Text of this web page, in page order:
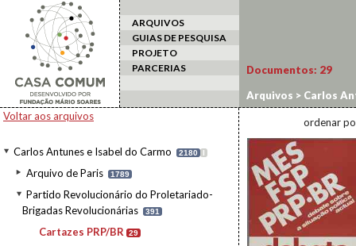
ARQUIVOS
GUIAS DE PESQUISA
PROJETO
PARCERIAS
Voltar aos arquivos
Carlos Antunes e Isabel do Carmo 2180 I
Arquivo de Paris 1789
Partido Revolucionário do Proletariado-
Brigadas Revolucionárias
391
Cartazes PRP/BR 29
Documentos: 29
Arquivos > Carlos
Revolucionárias>
ordenar